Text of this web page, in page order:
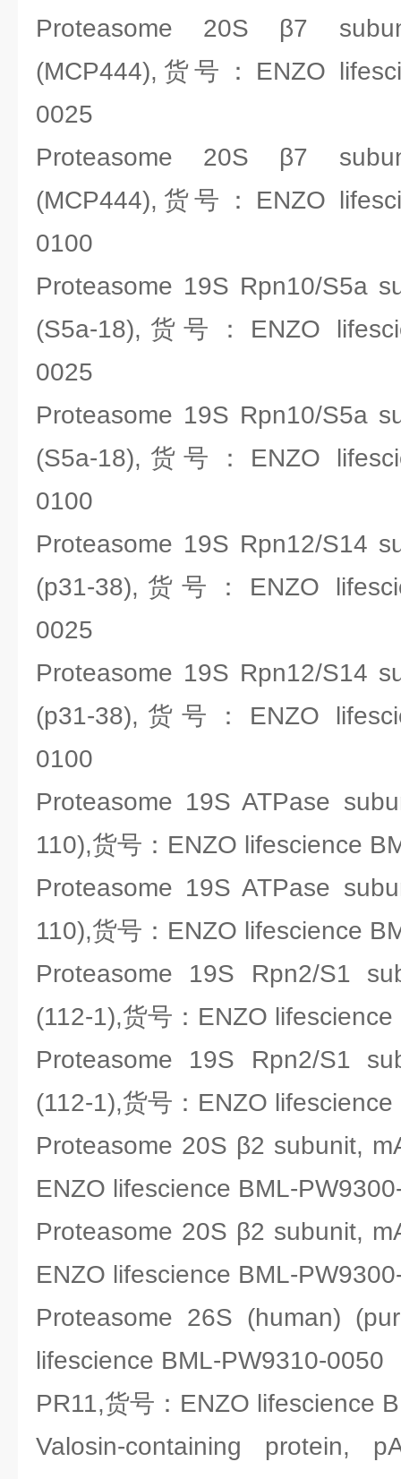
Proteasome 20S β7
(MCP444),货号：ENZO
0025
Proteasome 20S β7
(MCP444),货号：ENZO
0100
Proteasome 19S Rpn10/S5a
(S5a-18),货号：ENZO
0025
Proteasome 19S Rpn10/S5a
(S5a-18),货号：ENZO
0100
Proteasome 19S Rpn12/S14
(p31-38),货号：ENZO
0025
Proteasome 19S Rpn12/S14
(p31-38),货号：ENZO
0100
Proteasome 19S ATPase
110),货号：ENZO lifescience
Proteasome 19S ATPase
110),货号：ENZO lifescience
Proteasome 19S Rpn2/S1
(112-1),货号：ENZO
Proteasome 19S Rpn2/S1
(112-1),货号：ENZO
Proteasome 20S β2 subunit,
ENZO lifescience BML-
Proteasome 20S β2 subunit,
ENZO lifescience BML-
Proteasome 26S (human)
lifescience BML-PW9310-0050
PR11,货号：ENZO lifescience
Valosin-containing